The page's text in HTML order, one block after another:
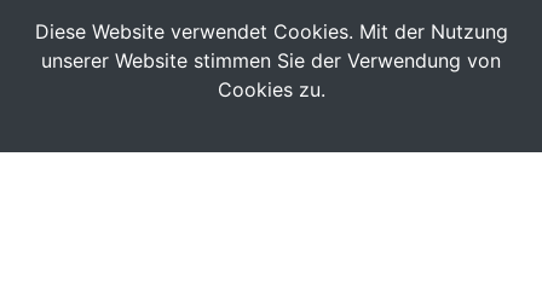
Diese Website verwendet Cookies. Mit der Nutzung
unserer Website stimmen Sie der Verwendung von
Cookies zu.